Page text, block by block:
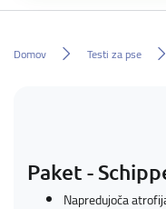
Domov Testi za pse
Paket -
Napredujoča